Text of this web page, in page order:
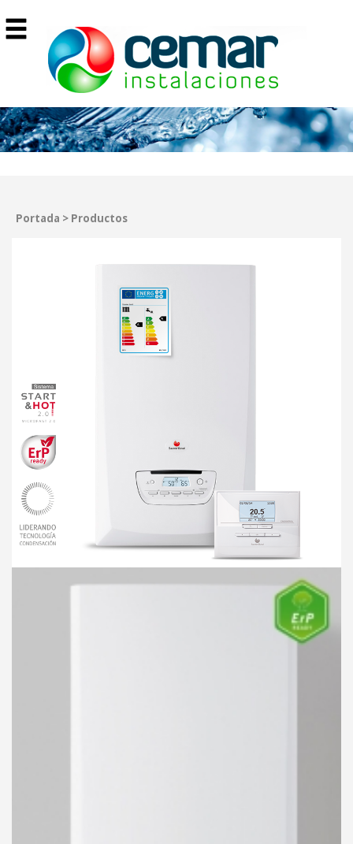
Portada > Productos